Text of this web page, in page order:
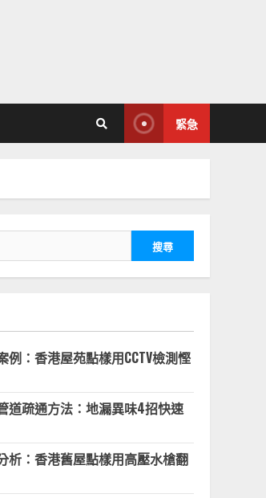
緊急
例：香港屋苑點樣用CCTV檢測慳
道疏通方法：地漏異味4招快速
析：香港舊屋點樣用高壓水槍翻